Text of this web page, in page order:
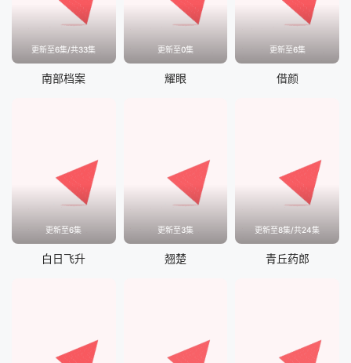
更新至6集/共33集
南部档案
更新至0集
耀眼
更新至6集
借颜
更新至6集
白日飞升
更新至3集
翘楚
更新至8集/共24集
青丘药郎